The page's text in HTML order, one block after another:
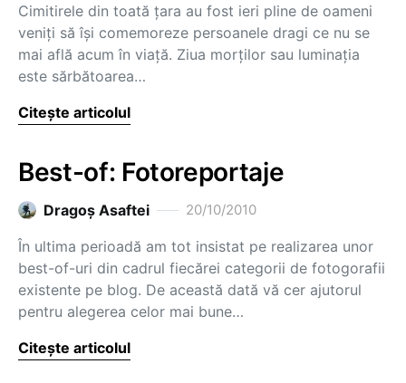
Cimitirele din toată ţara au fost ieri pline de oameni
veniţi să îşi comemoreze persoanele dragi ce nu se
mai află acum în viaţă. Ziua morţilor sau luminaţia
este sărbătoarea…
Citește articolul
Best-of: Fotoreportaje
Dragoş Asaftei 20/10/2010
În ultima perioadă am tot insistat pe realizarea unor
best-of-uri din cadrul fiecărei categorii de fotogorafii
existente pe blog. De această dată vă cer ajutorul
pentru alegerea celor mai bune…
Citește articolul